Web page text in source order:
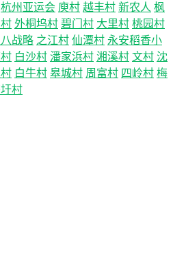
杭州亚运会 庾村 越丰村 新农人 枫
外桐坞村 碧门村 大里村 桃园村
战略 之江村 仙潭村 永安稻香小
白沙村 潘家浜村 湘溪村 文村 沈
白牛村 皋城村 周富村 四岭村 梅
村